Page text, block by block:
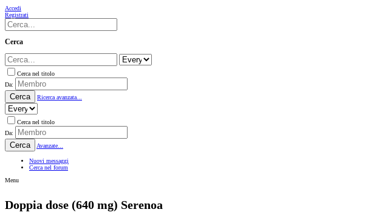
Accedi
Registrati
Cerca
Cerca nel titolo
Da:
Cerca Ricerca avanzata...
Cerca nel titolo
Da:
Cerca Avanzate...
Nuovi messaggi
Cerca nel forum
Menu
Doppia dose (640 mg) Serenoa